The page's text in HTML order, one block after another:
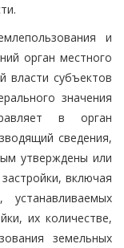
и
орган местного
власти субъектов
значения
в орган
сведения,
утверждены или
включая
их количестве,
земельных